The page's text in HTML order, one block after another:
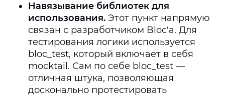
Навязывание библиотек для
использования. Этот пункт напрямую
связан с разработчиком Bloc'а. Для
тестирования логики используется
bloc_test, который включает в себя
mocktail. Сам по себе bloc_test —
отличная штука, позволяющая
досконально протестировать